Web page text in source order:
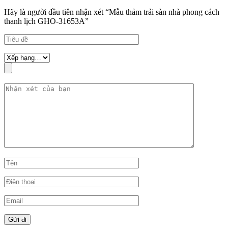
Hãy là người đầu tiên nhận xét “Mẫu thảm trải sàn nhà phong cách
thanh lịch GHO-31653A”